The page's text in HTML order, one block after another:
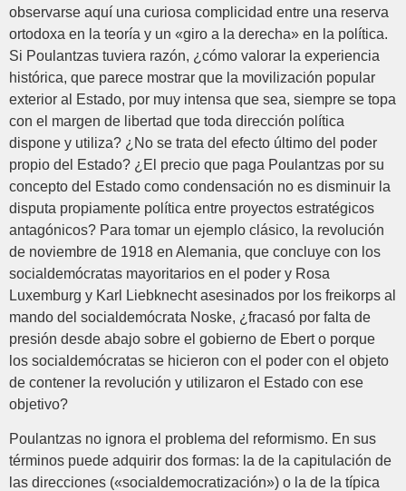
observarse aquí una curiosa complicidad entre una reserva
ortodoxa en la teoría y un «giro a la derecha» en la política.
Si Poulantzas tuviera razón, ¿cómo valorar la experiencia
histórica, que parece mostrar que la movilización popular
exterior al Estado, por muy intensa que sea, siempre se topa
con el margen de libertad que toda dirección política
dispone y utiliza? ¿No se trata del efecto último del poder
propio del Estado? ¿El precio que paga Poulantzas por su
concepto del Estado como condensación no es disminuir la
disputa propiamente política entre proyectos estratégicos
antagónicos? Para tomar un ejemplo clásico, la revolución
de noviembre de 1918 en Alemania, que concluye con los
socialdemócratas mayoritarios en el poder y Rosa
Luxemburg y Karl Liebknecht asesinados por los freikorps al
mando del socialdemócrata Noske, ¿fracasó por falta de
presión desde abajo sobre el gobierno de Ebert o porque
los socialdemócratas se hicieron con el poder con el objeto
de contener la revolución y utilizaron el Estado con ese
objetivo?
Poulantzas no ignora el problema del reformismo. En sus
términos puede adquirir dos formas: la de la capitulación de
las direcciones («socialdemocratización») o la de la típica